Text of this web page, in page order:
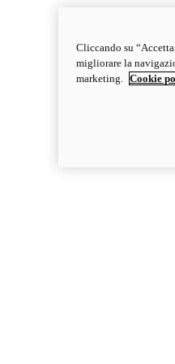
Cliccando su
migliorare la
marketing.
Cookie